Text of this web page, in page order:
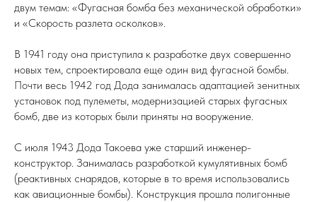
двум темам: «Фугасная бомба без механической обработки»
и «Скорость разлета осколков».
В 1941 году она приступила к разработке двух совершенно
новых тем, спроектировала еще один вид фугасной бомбы.
Почти весь 1942 год Дода занималась адаптацией зенитных
установок под пулеметы, модернизацией старых фугасных
бомб, две из которых были приняты на вооружение.
С июля 1943 Дода Такоева уже старший инженер-
конструктор. Занималась разработкой кумулятивных бомб
(реактивных снарядов, которые в то время использовались
как авиационные бомбы). Конструкция прошла полигонные